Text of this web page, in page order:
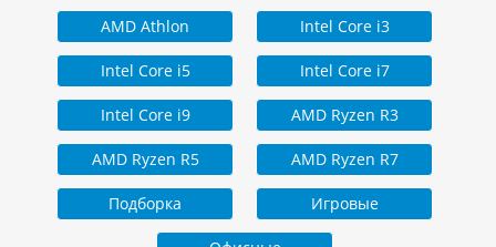
AMD Athlon Intel Core i3
Intel Core i5 Intel Core i7
Intel Core i9 AMD Ryzen R3
AMD Ryzen R5 AMD Ryzen R7
Подборка Игровые